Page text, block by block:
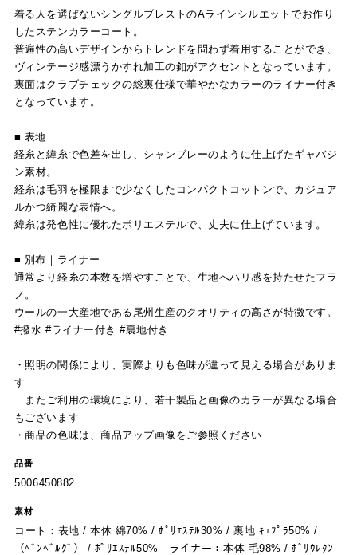
着る人を選ばないシングルブレストのAラインシルエットでお作り
したステンカラーコート。
普遍性の高いデザインからトレンドを問わず着用することができ、
ヴィンテージ感漂うかすれ加工の釦がアクセントとなっています。
裏面はクラブチェックの総裏仕様で華やかなカラーのライナー付き
となっています。
■ 表地
経糸と緯糸で色差を出し、シャンブレーのように仕上げたギャバジ
ン素材。
経糸は毛羽を極限まで少なくしたコンパクトコットンで、カジュア
ルかつ綺麗な表情へ。
緯糸は発色性に優れたポリエステルで、丈夫に仕上げています。
■ 別布｜ライナー
通常より経糸の本数を増やすことで、生地へハリ感を持たせたフラ
ノ。
ウールの一大産地である尾州生産のクオリティの高さが特徴です。
#撥水 #ライナー付き #裏地付き
・照明の関係により、実際よりも色味が違って見える場合がありま
す
またご利用の環境により、若干製品と画像のカラーが異なる場合
もございます
・商品の色味は、商品アップ画像をご参照ください
品番
5006450882
素材
コート：表地 / 本体 綿70% / ﾎﾟﾘｴｽﾃﾙ30% / 裏地 ｷｭﾌﾟﾗ50% /
（ﾍﾞﾝﾍﾞﾙｸﾞ） / ﾎﾟﾘｴｽﾃﾙ50% ライナー：本体 毛98% / ﾎﾟﾘｳﾚﾀﾝ